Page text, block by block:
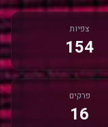
צפיות
154
פרקים
16